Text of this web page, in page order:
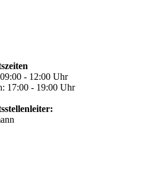
- 12:00 Uhr
17:00 - 19:00 Uhr